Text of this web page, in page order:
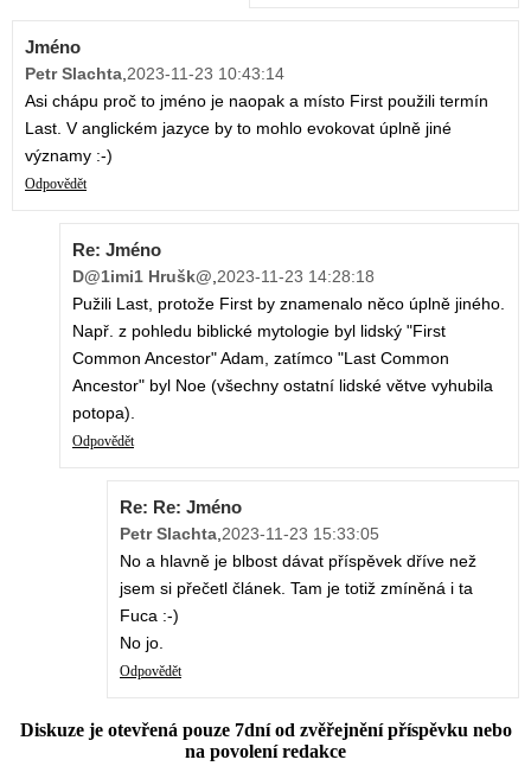
Jméno
Petr Slachta 2023-11-23 10:43:14
Asi chápu proč to jméno je naopak a místo First použili termín
Last. V anglickém jazyce by to mohlo evokovat úplně jiné
významy :-)
Odpovědět
Re: Jméno
D@1imi1 Hrušk@ 2023-11-23 14:28:18
Pužili Last, protože First by znamenalo něco úplně jiného.
Např. z pohledu biblické mytologie byl lidský "First
Common Ancestor" Adam, zatímco "Last Common
Ancestor" byl Noe (všechny ostatní lidské větve vyhubila
potopa).
Odpovědět
Re: Re: Jméno
Petr Slachta 2023-11-23 15:33:05
No a hlavně je blbost dávat příspěvek dříve než
jsem si přečetl článek. Tam je totiž zmíněná i ta
Fuca :-)
No jo.
Odpovědět
Diskuze je otevřená pouze 7dní od zvěřejnění příspěvku nebo
na povolení redakce